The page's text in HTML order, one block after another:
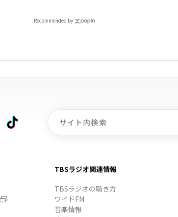
Recommended by
TBSラジオ関連情報
TBSラジオの聴き方
ワイドFM
音楽情報